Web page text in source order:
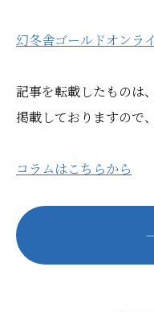
幻冬舎ゴールドオンラ
記事を転載したものは
掲載しておりますので
コラムはこちらから